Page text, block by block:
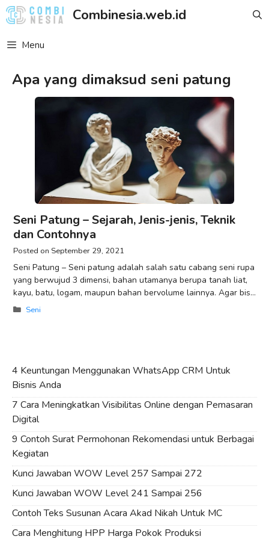
Skip
to
Combinesia.web.id
Menu
Apa yang dimaksud seni patung
Seni Patung – Sejarah, Jenis-jenis, Teknik
dan Contohnya
September 29, 2021
Seni Patung – Seni patung adalah salah satu cabang seni rupa
yang berwujud 3 dimensi, bahan utamanya berupa tanah liat,
kayu, batu, logam, maupun bahan bervolume lainnya. Agar bisa
menghasilkan
Categories
Seni
4 Keuntungan Menggunakan WhatsApp CRM Untuk
Bisnis Anda
7 Cara Meningkatkan Visibilitas Online dengan Pemasaran
Digital
9 Contoh Surat Permohonan Rekomendasi untuk Berbagai
Kegiatan
Kunci Jawaban WOW Level 257 Sampai 272
Kunci Jawaban WOW Level 241 Sampai 256
Contoh Teks Susunan Acara Akad Nikah Untuk MC
Cara Menghitung HPP Harga Pokok Produksi